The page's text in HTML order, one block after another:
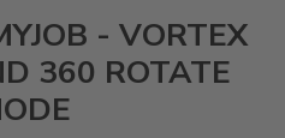
- VORTEX
360 ROTATE